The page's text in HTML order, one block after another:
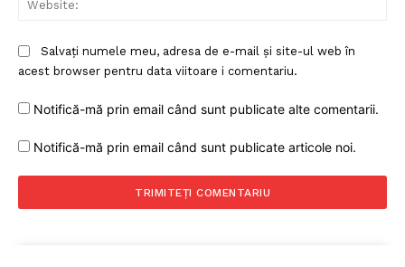
Salvați numele meu, adresa de e-mail și site-ul web în
acest browser pentru data viitoare i comentariu.
Notifică-mă prin email când sunt publicate alte comentarii.
Notifică-mă prin email când sunt publicate articole noi.